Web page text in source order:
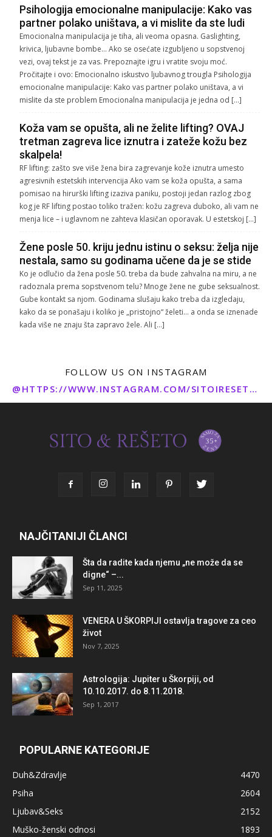
Psihologija emocionalne manipulacije: Kako vas
partner polako uništava, a vi mislite da ste ludi
Emocionalna manipulacija je tiha, ali veoma opasna. Gaslighting,
krivica, ljubavne bombe… Ako se osećate izgubljeno u sopstvenoj
vezi, ovaj tekst je za vas. Prepoznajte igru i vratite svoju moć.
Pročitajte i ovo: Emocionalno iskustvo ljubavnog trougla Psihologija
emocionalne manipulacije: Kako vas partner polako uništava, a vi
mislite da ste problem Emocionalna manipulacija je jedna od […]
Koža vam se opušta, ali ne želite lifting? OVAJ
tretman zagreva lice iznutra i zateže kožu bez
skalpela!
RF lifting: zašto sve više žena bira zagrevanje kože iznutra umesto
agresivnih estetskih intervencija Ako vam se koža opušta, a sama
pomisao na hirurški lifting izaziva paniku, postoji jedan razlog zbog
kog je RF lifting postao toliko tražen: kožu zagreva duboko, ali vam ne
menja lice – i uglavnom ne zahteva klasičan oporavak. U estetskoj […]
Žene posle 50. kriju jednu istinu o seksu: želja nije
nestala, samo su godinama učene da je se stide
Ko je odlučio da žena posle 50. treba da bude zahvalna na miru, a ne
radoznala prema sopstvenom telu? Mnoge žene ne gube seksualnost.
Gube kontakt sa njom. Godinama slušaju kako treba da izgledaju,
kako da se ponašaju i koliko je „pristojno“ želeti… a onda se iznenade
kada više ne znaju šta zapravo žele. Ali […]
FOLLOW US ON INSTAGRAM
@HTTPS://WWW.INSTAGRAM.COM/SITOIRESETO/
NAJČITANIJI ČLANCI
Šta da radite kada njemu „ne može da se
digne“ –...
Sep 11, 2025
VENERA U ŠKORPIJI ostavlja tragove za ceo
život
Nov 7, 2025
Astrologija: Jupiter u Škorpiji, od
10.10.2017. do 8.11.2018.
Sep 1, 2017
POPULARNE KATEGORIJE
Duh&Zdravlje
4470
Psiha
2604
Ljubav&Seks
2152
Muško-ženski odnosi
1893